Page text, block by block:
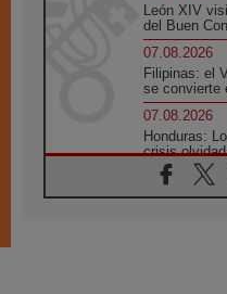
León XIV
del Buen
07.08.2026
Filipinas: el
se convierte
07.08.2026
Honduras:
crisis
07.08.2026
Bokalic: "En